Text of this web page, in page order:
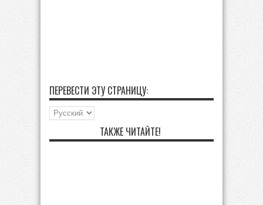
ПЕРЕВЕСТИ ЭТУ СТРАНИЦУ:
ТАКЖЕ ЧИТАЙТЕ!